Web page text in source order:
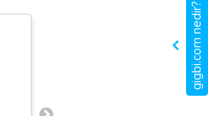
Ceylan Celik
Çok kaliteli bir
konuda da yardımcı bir
gigbi.com nedir?